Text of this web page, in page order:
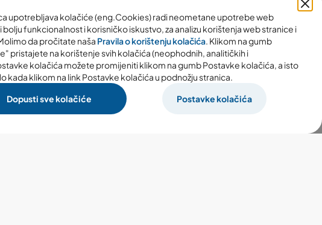
upotrebljava kolačiće (eng.Cookies) radi neometane upotrebe web
bolju funkcionalnost i korisničko iskustvo, za analizu korištenja web stranice i
da pročitate naša Pravila o korištenju kolačića. Klikom na gumb
pristajete na korištenje svih kolačića (neophodnih, analitičkih i
kolačića možete promijeniti klikom na gumb Postavke kolačića, a isto
kada klikom na link Postavke kolačića u podnožju stranica.
Dopusti sve kolačiće
Postavke kolačića